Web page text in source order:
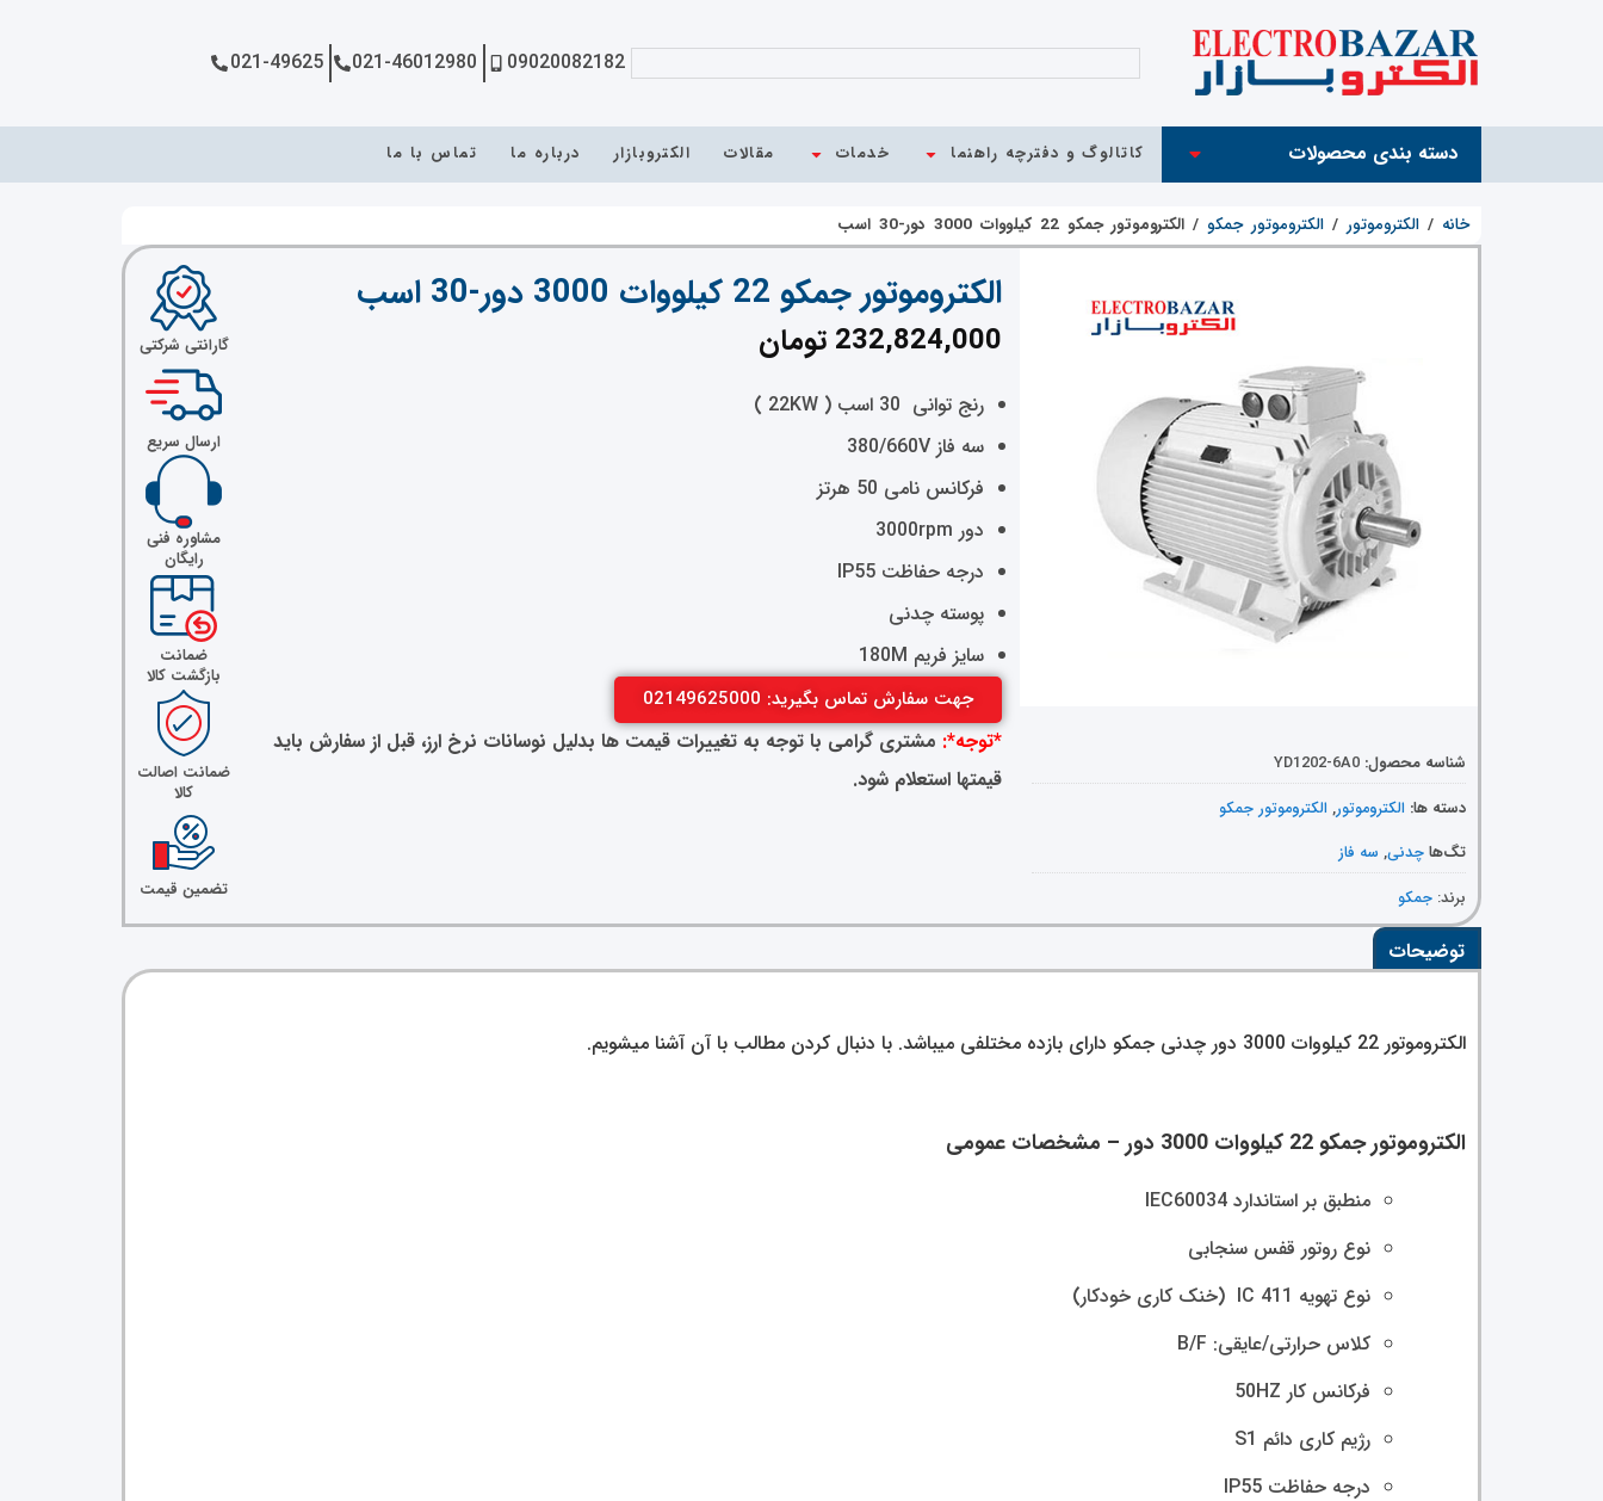
09020082182
021-46012980
021-49625
دسته بندی محصولات کاتالوگ و دفترچه راهنما خدمات مقالات الکتروبازار درباره ما تماس با ما
خانه / الکتروموتور / الکتروموتور جمکو / الکتروموتور جمکو 22 کیلووات 3000 دور-30 اسب
شناسه محصول: YD1202-6A0
دسته ها: الکتروموتور, الکتروموتور جمکو
تگ‌ها چدنی, سه فاز
برند: جمکو
الکتروموتور جمکو 22 کیلووات 3000 دور-30 اسب
232,824,000 تومان
رنج توانی 30 اسب ( 22KW )
سه فاز 380/660V
فرکانس نامی 50 هرتز
دور 3000rpm
درجه حفاظت IP55
پوسته چدنی
سایز فریم 180M
جهت سفارش تماس بگیرید: 02149625000
*توجه*: مشتری گرامی با توجه به تغییرات قیمت ها بدلیل نوسانات نرخ ارز، قبل از سفارش باید
قیمتها استعلام شود.
گارانتی شرکتی
ارسال سریع
مشاوره فنی
رایگان
ضمانت
بازگشت کالا
ضمانت اصالت
کالا
تضمین قیمت
توضیحات
الکتروموتور 22 کیلووات 3000 دور چدنی جمکو دارای بازده مختلفی میباشد. با دنبال کردن مطالب با آن آشنا میشویم.
الکتروموتور جمکو 22 کیلووات 3000 دور – مشخصات عمومی
منطبق بر استاندارد IEC60034
نوع روتور قفس سنجابی
نوع تهویه IC 411 (خنک کاری خودکار)
کلاس حرارتی/عایقی: B/F
فرکانس کار 50HZ
رژیم کاری دائم S1
درجه حفاظت IP55